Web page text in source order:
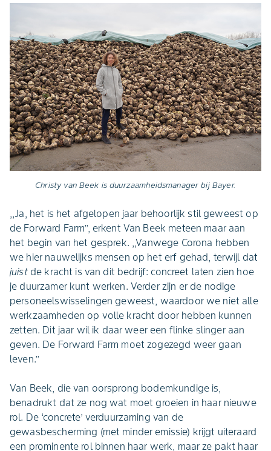
Christy van Beek is duurzaamheidsmanager bij Bayer.
,,Ja, het is het afgelopen jaar behoorlijk stil geweest op
de Forward Farm’’, erkent Van Beek meteen maar aan
het begin van het gesprek. ,,Vanwege Corona hebben
we hier nauwelijks mensen op het erf gehad, terwijl dat
juistde kracht is van dit bedrijf: concreet laten zien hoe
je duurzamer kunt werken. Verder zijn er de nodige
personeelswisselingen geweest, waardoor we niet alle
werkzaamheden op volle kracht door hebben kunnen
zetten. Dit jaar wil ik daar weer een flinke slinger aan
geven. De Forward Farm moet zogezegd weer gaan
leven.’’
Van Beek, die van oorsprong bodemkundige is,
benadrukt dat ze nog wat moet groeien in haar nieuwe
rol. De ‘concrete’ verduurzaming van de
gewasbescherming (met minder emissie) krijgt uiteraard
een prominente rol binnen haar werk, maar ze pakt haar